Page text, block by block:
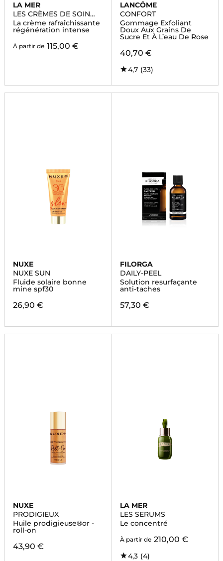
LA MER
LES CRÈMES DE SOIN
VISAGE
La crème rafraîchissante
régénération intense
À partir de 115,00 €
LANCÔME
CONFORT
Gommage Exfoliant
Doux Aux Grains De
Sucre Et À L’eau De Rose
40,70 €
4,7 (33)
NUXE
NUXE SUN
Fluide solaire bonne
mine spf30
26,90 €
FILORGA
DAILY-PEEL
Solution resurfaçante
anti-taches
57,30 €
NUXE
PRODIGIEUX
Huile prodigieuse®or -
roll-on
43,90 €
LA MER
LES SERUMS
Le concentré
À partir de 210,00 €
4,3 (4)